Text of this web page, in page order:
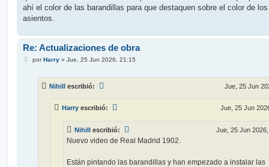
ahí el color de las barandillas para que destaquen sobre el color de los
asientos.
Re: Actualizaciones de obra
MporHarry» Jue, 25 Jun 2026, 21:15
Nihill escribió: Jue, 25 Jun
Harry escribió: Jue, 25 Jun
Nihill escribió: Jue, 25 Jun
Nuevo video de Real Madrid 1902.
Están pintando las barandillas y han empezado a instalar las